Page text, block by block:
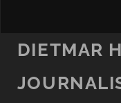
DIETMAR